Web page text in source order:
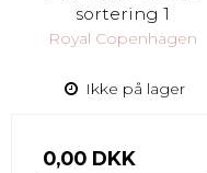
sortering 1
Royal Copenhagen
Ikke på lager
0,00 DKK